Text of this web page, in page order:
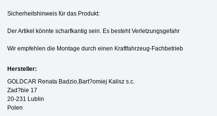
Sicherheitshinweis für das Produkt:
Der Artikel könnte scharfkantig sein. Es besteht Verletzungsgefahr
Wir empfehlen die Montage durch einen Kraftfahrzeug-Fachbetrieb
Hersteller:
GOLDCAR Renata Badzio,Bart?omiej Kalisz s.c.
Zad?bie 17
20-231 Lublin
Polen